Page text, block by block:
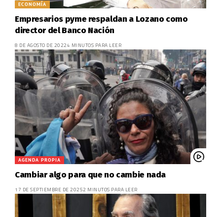
ECONOMÍA
Empresarios pyme respaldan a Lozano como
director del Banco Nación
8 DE AGOSTO DE 20224 MINUTOS PARA LEER
AGENDA PROPIA
Cambiar algo para que no cambie nada
17 DE SEPTIEMBRE DE 20252 MINUTOS PARA LEER